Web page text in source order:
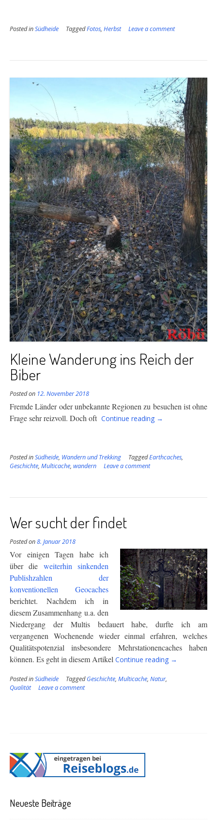
Posted inSüdheide TaggedFotos, Herbst Leave a comment
Kleine Wanderung ins Reich der
Biber
Posted on 12. November 2018
Fremde Länder oder unbekannte Regionen zu besuchen ist ohne
Frage sehr reizvoll. Doch oft Continue reading
“Kleine
der
→
Posted inSüdheide, Wandern und Trekking TaggedEarthcaches,
Geschichte, Multicache, wandern Leave a comment
Wer sucht der findet
Posted on8. Januar 2018
Vor einigen Tagen habe ich
über die weiterhin sinkenden
Publishzahlen der
konventionellen Geocaches
berichtet. Nachdem ich in
diesem Zusammenhang u.a. den
Niedergang der Multis bedauert habe, durfte ich am
vergangenen Wochenende wieder einmal erfahren, welches
Qualitätspotenzial insbesondere Mehrstationencaches haben
können. Es geht in diesem Artikel Continue reading
“Wer
→
Posted inSüdheide TaggedGeschichte, Multicache, Natur,
Qualität
Leave a comment
Neueste Beiträge